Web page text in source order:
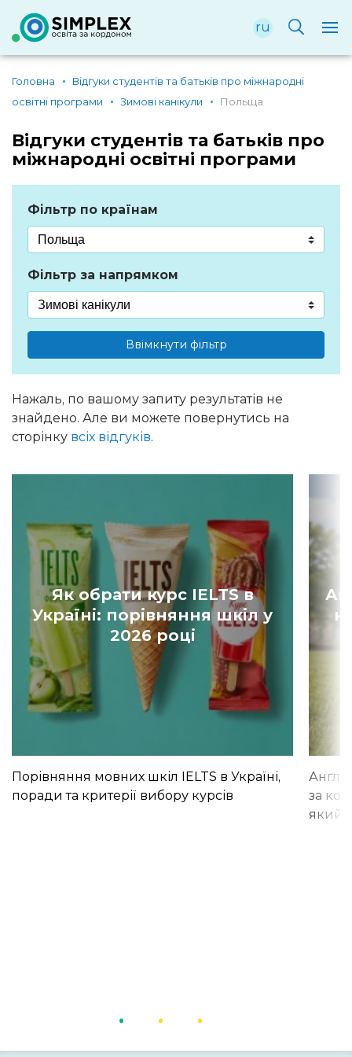
ru
Головна
Відгуки студентів та батьків про міжнародні
освітні програми
Зимові канікули Польща
Відгуки студентів та батьків про
міжнародні освітні програми
Фільтр по країнам
Фільтр за напрямком
Ввімкнути фільтр
Нажаль, по вашому запиту результатів не
знайдено. Але ви можете повернутись на
сторінку всіх відгуків.
Як обрати курс IELTS в
Україні: порівняння шкіл у
2026 році
Порівняння мовних шкіл IELTS в Україні,
поради та критерії вибору курсів
за
який